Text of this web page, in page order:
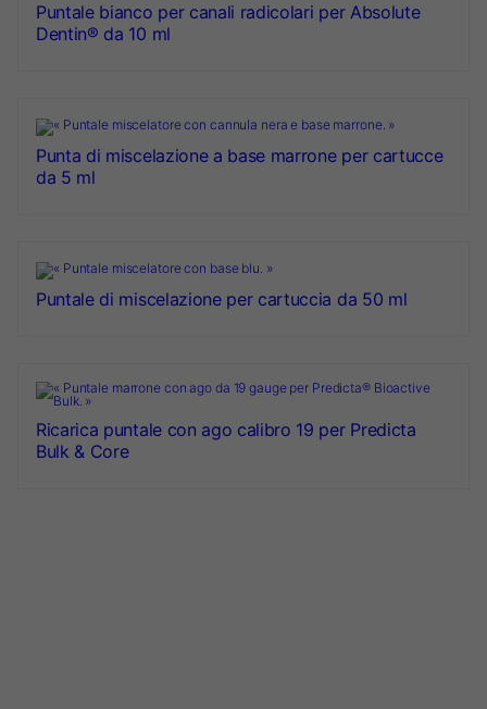
Puntale bianco per canali radicolari per Absolute
Dentin® da 10 ml
Punta di miscelazione a base marrone per cartucce
da 5 ml
Puntale di miscelazione per cartuccia da 50 ml
Ricarica puntale con ago calibro 19 per Predicta
Bulk & Core